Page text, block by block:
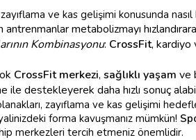
ve kas gelişimi konusunda
antrenmanlar metabolizmayı
Kombinasyonu: CrossFit, kardiyo
CrossFit merkezi, sağlıklı yaşam ve
ile destekleyerek daha hızlı sonuç
zayıflama ve kas gelişimi
forma kavuşmanız mümkün!
merkezleri tercih etmeniz önemlidir.